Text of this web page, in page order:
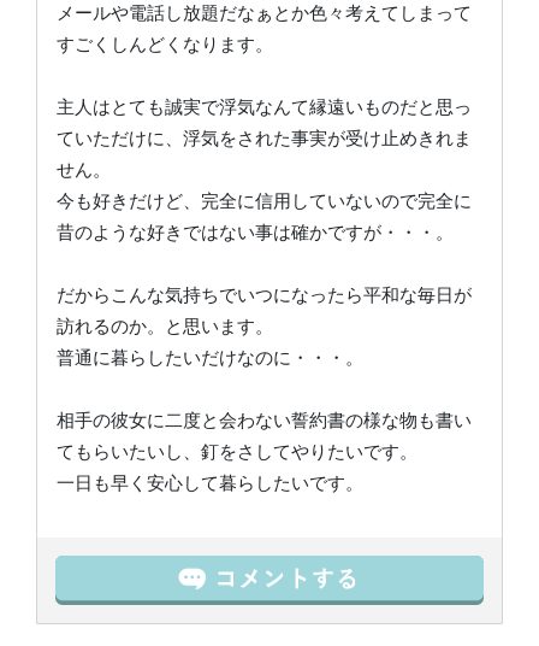
メールや電話し放題だなぁとか色々考えてしまって
すごくしんどくなります。
主人はとても誠実で浮気なんて縁遠いものだと思っ
ていただけに、浮気をされた事実が受け止めきれま
せん。
今も好きだけど、完全に信用していないので完全に
昔のような好きではない事は確かですが・・・。
だからこんな気持ちでいつになったら平和な毎日が
訪れるのか。と思います。
普通に暮らしたいだけなのに・・・。
相手の彼女に二度と会わない誓約書の様な物も書い
てもらいたいし、釘をさしてやりたいです。
一日も早く安心して暮らしたいです。